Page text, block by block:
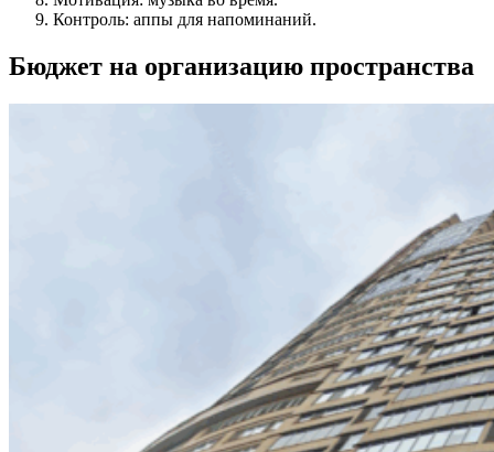
Контроль: аппы для напоминаний.
Бюджет на организацию пространства